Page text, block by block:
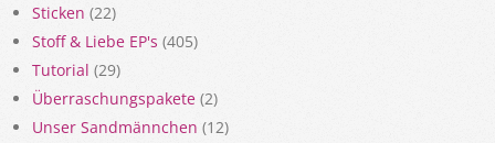
Sticken (22)
Stoff & Liebe EP's (405)
Tutorial (29)
Überraschungspakete (2)
Unser Sandmännchen (12)